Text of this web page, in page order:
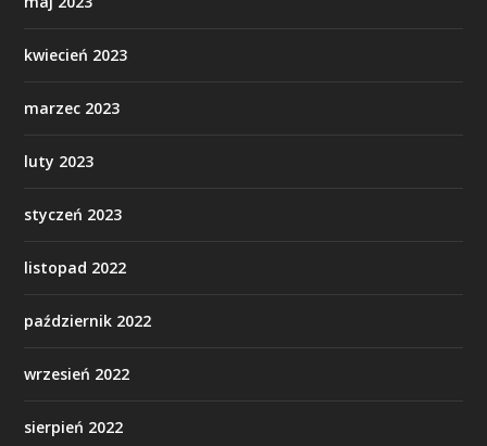
kwiecień 2023
marzec 2023
luty 2023
styczeń 2023
listopad 2022
październik 2022
wrzesień 2022
sierpień 2022